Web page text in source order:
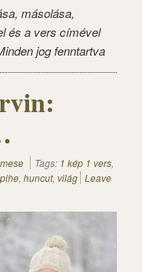
másolása,
és a vers címével
jog fenntartva
Tags: 1 kép 1 vers,
, huncut, világ Leave